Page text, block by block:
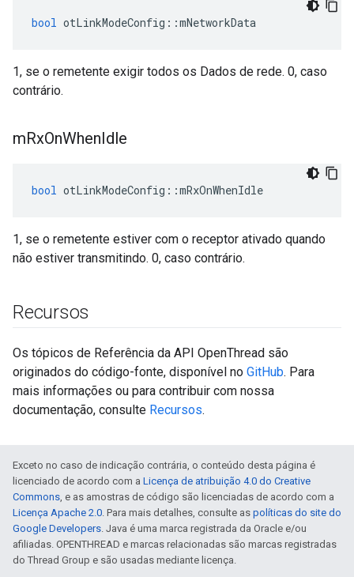
bool otLinkModeConfig ::mNetworkData
1, se o remetente exigir todos os Dados de rede. 0, caso
contrário.
mRxOnWhenIdle
bool otLinkModeConfig ::mRxOnWhenIdle
1, se o remetente estiver com o receptor ativado quando
não estiver transmitindo. 0, caso contrário.
Recursos
Os tópicos de Referência da API OpenThread são
originados do código-fonte, disponível no GitHub. Para
mais informações ou para contribuir com nossa
documentação, consulte Recursos.
Exceto no caso de indicação contrária, o conteúdo desta página é
licenciado de acordo com a Licença de atribuição 4.0 do Creative
Commons, e as amostras de código são licenciadas de acordo com a
Licença Apache 2.0. Para mais detalhes, consulte as políticas do site do
Google Developers. Java é uma marca registrada da Oracle e/ou
afiliadas. OPENTHREAD e marcas relacionadas são marcas registradas
do Thread Group e são usadas mediante licença.